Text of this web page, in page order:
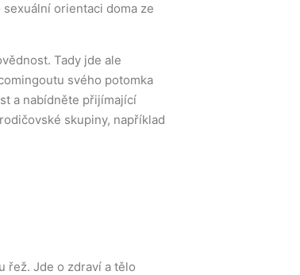
orientaci doma ze
Tady jde ale
svého potomka
a nabídněte přijímající
skupiny, například
řež. Jde o zdraví a tělo